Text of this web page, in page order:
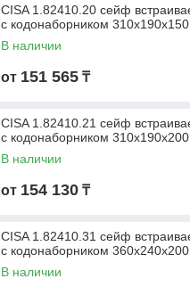
CISA 1.82410.20 сейф
с кодонаборником
В наличии
от 151 565 ₸
CISA 1.82410.21 сейф
с кодонаборником
В наличии
от 154 130 ₸
CISA 1.82410.31 сейф
с кодонаборником
В наличии